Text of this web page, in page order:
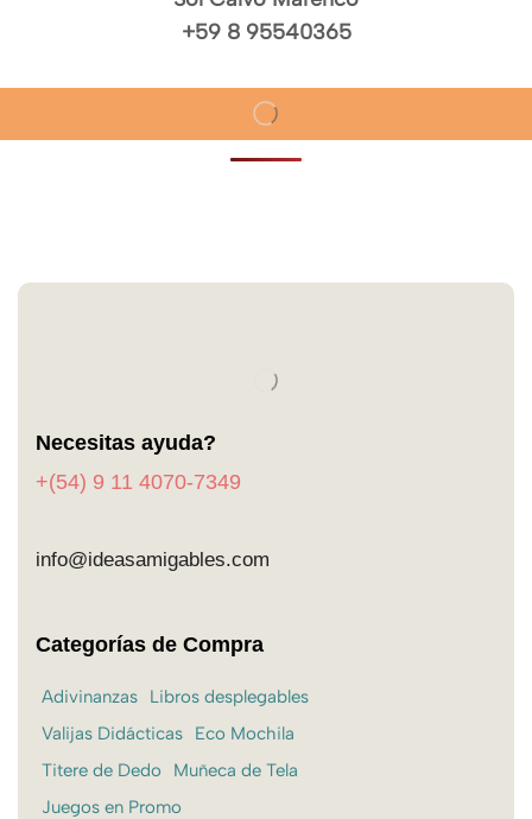
+59 8 95540365
Necesitas ayuda?
+(54) 9 11 4070-7349
info@ideasamigables.com
Categorías de Compra
Adivinanzas
Libros desplegables
Valijas Didácticas
Eco Mochila
Titere de Dedo
Muñeca de Tela
Juegos en Promo